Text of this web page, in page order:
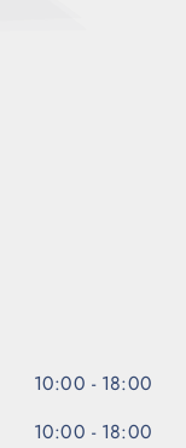
10:00 - 18:00
10:00 - 18:00